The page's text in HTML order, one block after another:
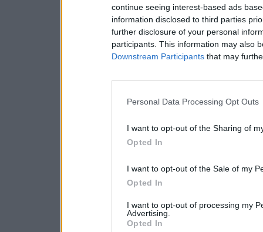
continue seeing interest-based ads
information disclosed to third parties
further disclosure of your personal
participants. This information may also
Downstream Participants that may
Personal Data Processing Opt Outs
I want to opt-out of the Sharing of
Opted In
I want to opt-out of the Sale of my
Opted In
I want to opt-out of processing my
Advertising.
Opted In